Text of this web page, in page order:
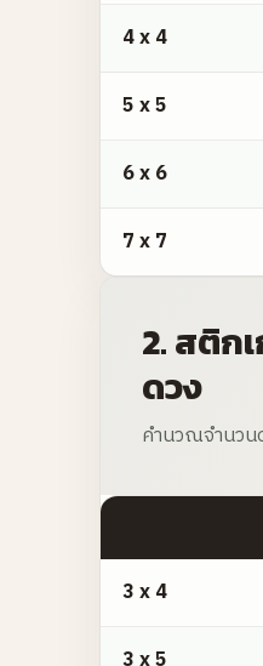
4 x 4
5 x 5
6 x 6
7 x 7
2. สติก
ดวง
คำนวณจำนวน
2. สติกเกอร์สี่เหลี่
3 x 4